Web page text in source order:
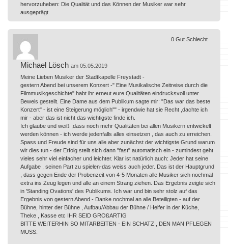
hervorzuheben: Die Qualität und das Können der Musiker war sehr
ausgeprägt.
Michael Lösch am 05.05.2019
Meine Lieben Musiker der Stadtkapelle Freystadt -
gestern Abend bei unserem Konzert -" Eine Musikalische Zeitreise durch die
Filmmusikgeschichte" habt ihr erneut eure Qualitäten eindrucksvoll unter
Beweis gestellt. Eine Dame aus dem Publikum sagte mir: "Das war das beste
Konzert" - ist eine Steigerung möglich"" - irgendwie hat sie Recht ,dachte ich
mir - aber das ist nicht das wichtigste finde ich.
Ich glaube und weiß ,dass noch mehr Qualitäten bei allen Musikern entwickelt
werden können - ich werde jedenfalls alles einsetzen , das auch zu erreichen.
Spass und Freude sind für uns alle aber zunächst der wichtigste Grund warum
wir dies tun - der Erfolg stellt sich dann "fast" automatisch ein - zumindest geht
vieles sehr viel einfacher und leichter. Klar ist natürlich auch: Jeder hat seine
Aufgabe , seinen Part zu spielen-das weiss auch jeder. Das ist der Hauptgrund
, dass gegen Ende der Probenzeit von 4-5 Monaten alle Musiker sich nochmal
extra ins Zeug legen und alle an einem Strang ziehen. Das Ergebnis zeigte sich
in 'Standing Ovations' des Publikums. Ich war und bin sehr stolz auf das
Ergebnis von gestern Abend - Danke nochmal an alle Beteiligten - auf der
Bühne, hinter der Bühne , Aufbau/Abbau der Bühne / Helfer in der Küche,
Theke , Kasse etc IHR SEID GROßARTIG
BITTE WEITERHIN SO MITARBEITEN - EIN SCHATZ , DEN MAN PFLEGEN
MUSS.
0 Gut Schlecht